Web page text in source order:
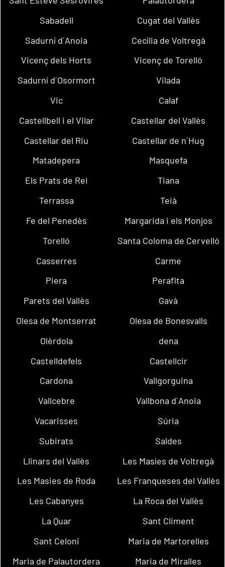
Sabadell
Cugat del Vallès
Sadurní d´Anoia
Cecília de Voltregà
Vicenç dels Horts
Vicenç de Torelló
Sadurní d´Osormort
Vilada
Vic
Calaf
Castellbell i el Vilar
Castellar del Vallès
Castellar del Riu
Castellar de n´Hug
Matadepera
Masquefa
Els Prats de Rei
Tiana
Terrassa
Teià
Fe del Penedès
Margarida i els Monjos
Torelló
Santa Coloma de Cervelló
Casserres
Carme
Piera
Perafita
Parets del Vallès
Gavà
Olesa de Montserrat
Olesa de Bonesvalls
Olèrdola
dena
Castelldefels
Castellcir
Cardona
Vallgorguina
Vallcebre
Vallbona d´Anoia
Vacarisses
Súria
Subirats
Saldes
Llinars del Vallès
Les Masíes de Voltregà
Les Masies de Roda
Les Franqueses del Vallès
Les Cabanyes
La Roca del Vallès
La Quar
Sant Climent
Sant Celoni
Maria de Martorelles
Maria de Palautordera
Maria de Miralles